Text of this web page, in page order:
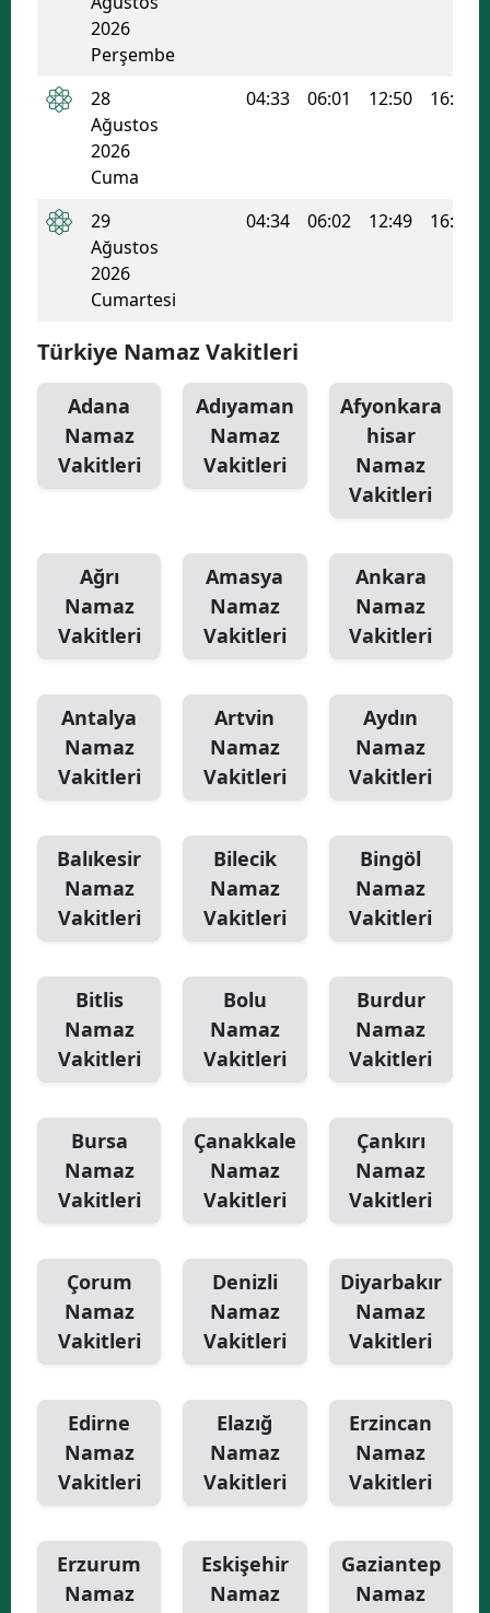
Karaman
Bartın
Ardahan
Iğdır
Karabük
Düzce
2026
Perşembe
28
Ağustos
2026
Cuma
04:33 06:01 12:50 16:31
29
Ağustos
2026
Cumartesi
04:34 06:02 12:49 16:30
Türkiye Namaz Vakitleri
Adana
Namaz
Vakitleri
Adıyaman
Namaz
Vakitleri
Afyonkara
hisar
Namaz
Vakitleri
Ağrı
Namaz
Vakitleri
Amasya
Namaz
Vakitleri
Ankara
Namaz
Vakitleri
Antalya
Namaz
Vakitleri
Artvin
Namaz
Vakitleri
Aydın
Namaz
Vakitleri
Balıkesir
Namaz
Vakitleri
Bilecik
Namaz
Vakitleri
Bingöl
Namaz
Vakitleri
Bitlis
Namaz
Vakitleri
Bolu
Namaz
Vakitleri
Burdur
Namaz
Vakitleri
Bursa
Namaz
Vakitleri
Çanakkale
Namaz
Vakitleri
Çankırı
Namaz
Vakitleri
Çorum
Namaz
Vakitleri
Denizli
Namaz
Vakitleri
Diyarbakır
Namaz
Vakitleri
Edirne
Namaz
Vakitleri
Elazığ
Namaz
Vakitleri
Erzincan
Namaz
Vakitleri
Erzurum
Namaz
Eskişehir
Namaz
Gaziantep
Namaz